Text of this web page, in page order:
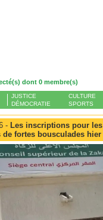
dont 0 membre(s)
JUSTICE
DÉMOCRATIE
CULTURE
SPORTS
- Les inscriptions pour
de fortes bousculades